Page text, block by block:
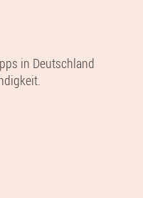
in Deutschland